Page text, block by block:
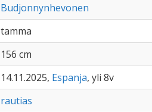
Budjonnynhevonen
tamma
156 cm
14.11.2025, Espanja, yli 8v
rautias